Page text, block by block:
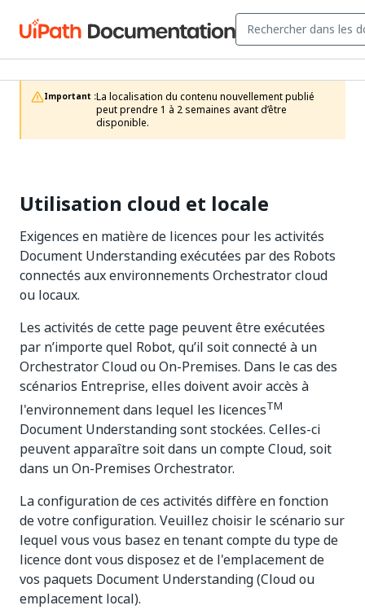
Important :La localisation du contenu nouvellement publié
peut prendre 1 à 2 semaines avant d’être
disponible.
Utilisation cloud et locale
Exigences en matière de licences pour les activités
Document Understanding exécutées par des Robots
connectés aux environnements Orchestrator cloud
ou locaux.
Les activités de cette page peuvent être exécutées
par n’importe quel Robot, qu’il soit connecté à un
Orchestrator Cloud ou On-Premises. Dans le cas des
scénarios Entreprise, elles doivent avoir accès à
l'environnement dans lequel les licencesTM
Document Understanding sont stockées. Celles-ci
peuvent apparaître soit dans un compte Cloud, soit
dans un On-Premises Orchestrator.
La configuration de ces activités diffère en fonction
de votre configuration. Veuillez choisir le scénario sur
lequel vous vous basez en tenant compte du type de
licence dont vous disposez et de l'emplacement de
vos paquets Document Understanding (Cloud ou
emplacement local).